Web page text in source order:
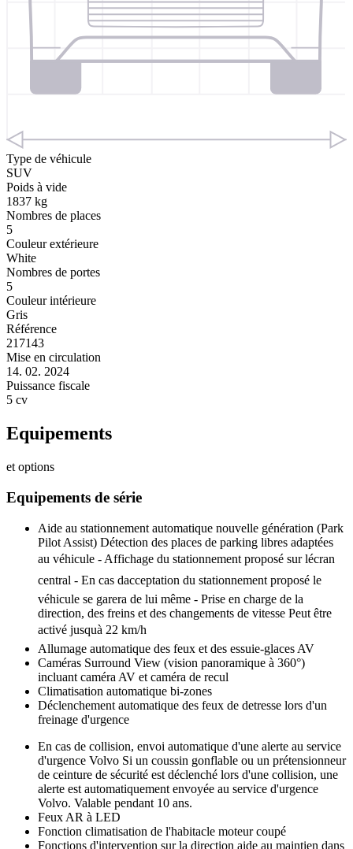
Type de véhicule
SUV
Poids à vide
1837 kg
Nombres de places
5
Couleur extérieure
White
Nombres de portes
5
Couleur intérieure
Gris
Référence
217143
Mise en circulation
14. 02. 2024
Puissance fiscale
5 cv
Equipements
et options
Equipements de série
Aide au stationnement automatique nouvelle génération (Park
Pilot Assist) Détection des places de parking libres adaptées
au véhicule - Affichage du stationnement proposé sur lécran
central - En cas dacceptation du stationnement proposé le
véhicule se garera de lui même - Prise en charge de la
direction, des freins et des changements de vitesse Peut être
activé jusquà 22 km/h
Allumage automatique des feux et des essuie-glaces AV
Caméras Surround View (vision panoramique à 360°)
incluant caméra AV et caméra de recul
Climatisation automatique bi-zones
Déclenchement automatique des feux de detresse lors d'un
freinage d'urgence
En cas de collision, envoi automatique d'une alerte au service
d'urgence Volvo Si un coussin gonflable ou un prétensionneur
de ceinture de sécurité est déclenché lors d'une collision, une
alerte est automatiquement envoyée au service d'urgence
Volvo. Valable pendant 10 ans.
Feux AR à LED
Fonction climatisation de l'habitacle moteur coupé
Fonctions d'intervention sur la direction aide au maintien dans